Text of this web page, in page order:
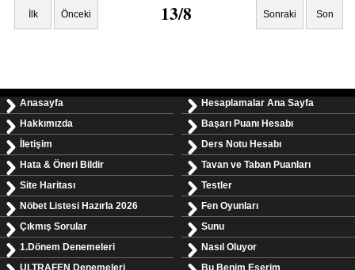
İlk Önceki 13/8 Sonraki Son
Anasayfa
Hakkımızda
İletişim
Hata & Öneri Bildir
Site Haritası
Nöbet Listesi Hazırla 2026
Çıkmış Sorular
1.Dönem Denemeleri
ULTRAFEN Denemeleri
Hesaplamalar Ana Sayfa
Başarı Puanı Hesabı
Ders Notu Hesabı
Tavan ve Taban Puanları
Testler
Fen Oyunları
Sunu
Nasıl Oluyor
Bu Benim Eserim